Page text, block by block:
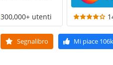
300,000+ utenti
Segnalibro Mi piace 106k